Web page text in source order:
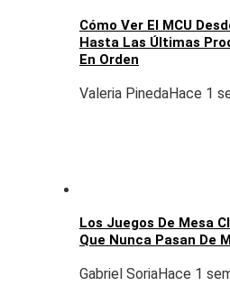
Cómo Ver El MCU
Hasta Las Últimas
En Orden
Valeria PinedaHace 1
Los Juegos De Mesa
Que Nunca Pasan De
Gabriel SoriaHace 1